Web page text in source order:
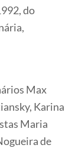
do
Max
Karina
Maria
de